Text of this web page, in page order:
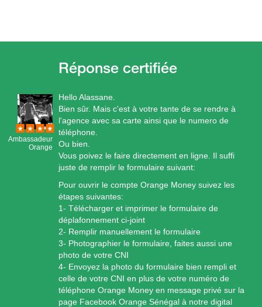
Ambassadeur
Orange
Hello Alassane.
Bien sûr. Mais c'est à votre tante de se rendre à
l'agence avec sa carte ainsi que le numero de
téléphone.
Ou bien.
Vous poivez le faire directement en ligne. Il suffi
juste de remplir le formulaire suivant:
Pour ouvrir le compte Orange Money suivez les
étapes suivantes:
1- Télécharger et imprimer le formulaire de
déplafonnement ci-joint
2- Remplir manuellement le formulaire
3- Photographier le formulaire, faites aussi une
photo de votre CNI
4- Envoyez la photo du formulaire bien rempli et
celle de votre CNI en plus de votre numéro de
téléphone Orange Money en message privé sur la
page Facebook Orange Sénégal à notre digital